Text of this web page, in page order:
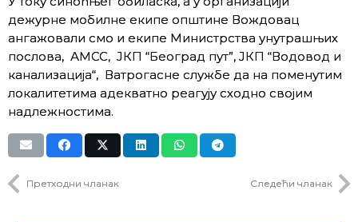
дежурне мобилне екипе општине Вождовац
ангажовали смо и екипе Министрства унутрашњих
послова, АМСС, ЈКП “Београд пут”, ЈКП “Водовод и
канализација“, Ватрогасне службе да на поменутим
локалитетима адекватно реагују сходно својим
надлежностима.
Претходни чланак Следећи чланак